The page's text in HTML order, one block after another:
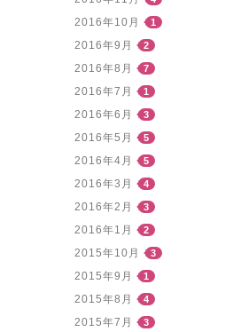
2016年10月 1
2016年9月 2
2016年8月 7
2016年7月 1
2016年6月 3
2016年5月 5
2016年4月 5
2016年3月 4
2016年2月 3
2016年1月 2
2015年10月 3
2015年9月 1
2015年8月 4
2015年7月 3